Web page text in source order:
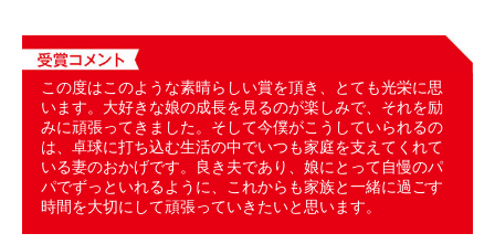
この度はこのような素晴らしい賞を頂き、とても光栄に思
います。大好きな娘の成長を見るのが楽しみで、それを励
みに頑張ってきました。そして今僕がこうしていられるの
は、卓球に打ち込む生活の中でいつも家庭を支えてくれて
いる妻のおかげです。良き夫であり、娘にとって自慢のパ
パでずっといれるように、これからも家族と一緒に過ごす
時間を大切にして頑張っていきたいと思います。